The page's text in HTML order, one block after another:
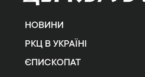
НОВИНИ
РКЦ В УКРАЇНІ
ЄПИСКОПАТ